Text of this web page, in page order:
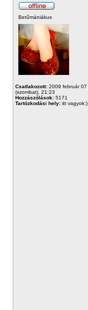
Betűmániákus
Csatlakozott: 2009 február 07
(szombat), 21:23
Hozzászólások: 5171
Tartózkodási hely: itt vagyok:)